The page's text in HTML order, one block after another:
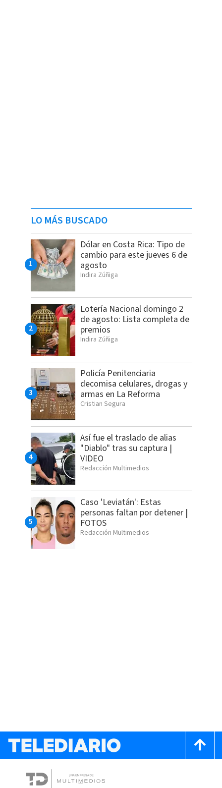
LO MÁS BUSCADO
Dólar en Costa Rica: Tipo de
cambio para este jueves 6 de
agosto
Indira Zúñiga
Lotería Nacional domingo 2
de agosto: Lista completa de
premios
Indira Zúñiga
Policía Penitenciaria
decomisa celulares, drogas y
armas en La Reforma
Cristian Segura
Así fue el traslado de alias
"Diablo" tras su captura |
VIDEO
Redacción Multimedios
Caso 'Leviatán': Estas
personas faltan por detener |
FOTOS
Redacción Multimedios